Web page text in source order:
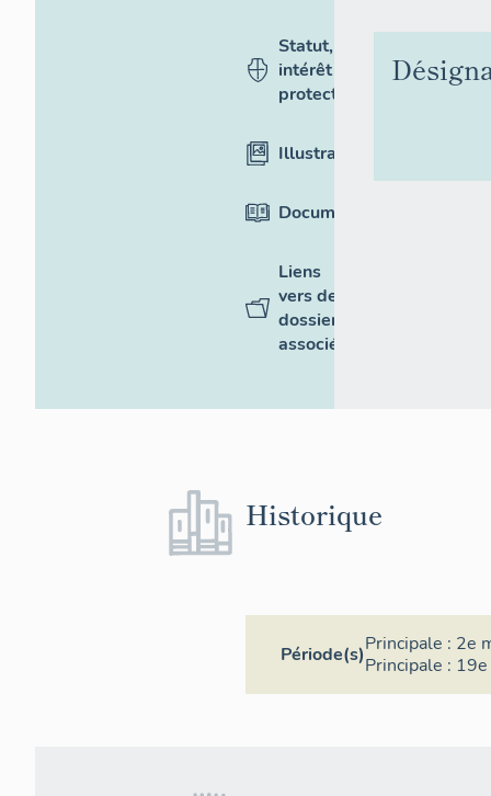
Statut,
intérêt et
protection
Illustrations
Documentation
Liens
vers des
dossiers
associés
Historique
Période(s)Principale : 2e
Principale :